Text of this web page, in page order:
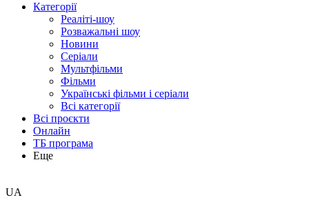
Категорії
Реаліті-шоу
Розважальні шоу
Новини
Серіали
Мультфільми
Фільми
Українські фільми і серіали
Всі категорії
Всі проєкти
Онлайн
ТБ програма
Еще
UA